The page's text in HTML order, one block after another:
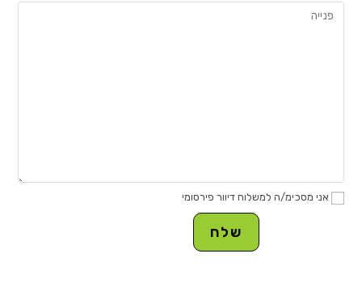
אני מסכימ/ה למשלוח דיוור פירסומי